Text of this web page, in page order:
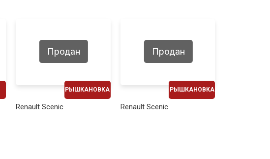
РЫШКАНОВКА
Продан
Renault Scenic
РЫШКАНОВКА
Продан
Renault Scenic